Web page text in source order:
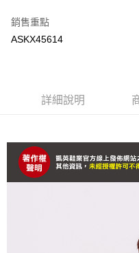
【注意事項】
易，需依本服務之必要範圍內提
３．未成年的使用者請事先徵得
「AFTEE先享後付」，若未經同
時審查核予不同之上限額度；若
請求用戶進行身份認證。
５．嚴禁一人註冊多個帳號或使
恩沛科技股份有限公司將有權停
銷售重點
ASKX45614
詳細說明